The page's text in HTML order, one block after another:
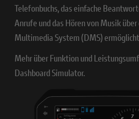
Telefonbuchs, das einfache
Anrufe und das Hören von Musik
Multimedia System (DMS)
Mehr über Funktion und
Dashboard Simulator.